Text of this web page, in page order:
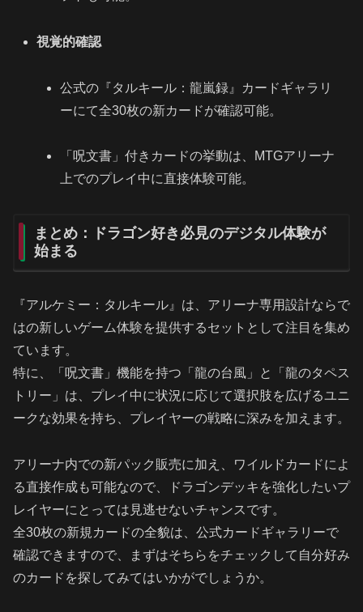
視覚的確認
公式の『タルキール：龍嵐録』カードギャラリ
ーにて全30枚の新カードが確認可能。
「呪文書」付きカードの挙動は、MTGアリーナ
上でのプレイ中に直接体験可能。
まとめ：ドラゴン好き必見のデジタル体験が
始まる
『アルケミー：タルキール』は、アリーナ専用設計ならで
はの新しいゲーム体験を提供するセットとして注目を集め
ています。
特に、「呪文書」機能を持つ「龍の台風」と「龍のタペス
トリー」は、プレイ中に状況に応じて選択肢を広げるユニ
ークな効果を持ち、プレイヤーの戦略に深みを加えます。
アリーナ内での新パック販売に加え、ワイルドカードによ
る直接作成も可能なので、ドラゴンデッキを強化したいプ
レイヤーにとっては見逃せないチャンスです。
全30枚の新規カードの全貌は、公式カードギャラリーで
確認できますので、まずはそちらをチェックして自分好み
のカードを探してみてはいかがでしょうか。